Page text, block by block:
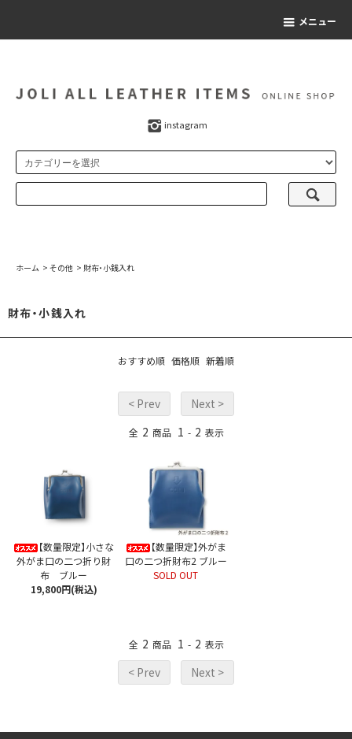
メニュー
instagram
ホーム > その他 > 財布・小銭入れ
財布・小銭入れ
おすすめ順 価格順 新着順
< Prev Next >
全 2 商品 1 - 2 表示
【数量限定】小さな
外がま口の二つ折り財
布 ブルー
19,800円(税込)
【数量限定】外がま
口の二つ折財布2 ブルー
SOLD OUT
全 2 商品 1 - 2 表示
< Prev Next >